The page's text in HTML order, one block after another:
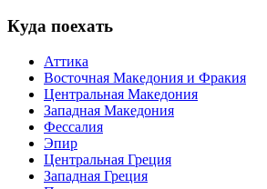
Куда поехать
Аттика
Восточная Македония и Фракия
Центральная Македония
Западная Македония
Фессалия
Эпир
Центральная Греция
Западная Греция